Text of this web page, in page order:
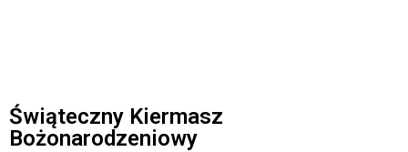
Świąteczny Kiermasz
Bożonarodzeniowy